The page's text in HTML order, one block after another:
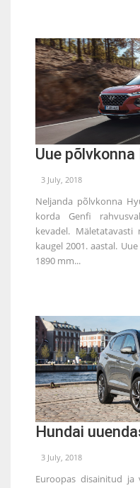
Uue
3 July, 2018
Neljanda põlvkonna
korda Genfi
kevadel.
kaugel 2001. aastal.
1890 mm...
Hundai
3 July, 2018
Euroopas disainitud